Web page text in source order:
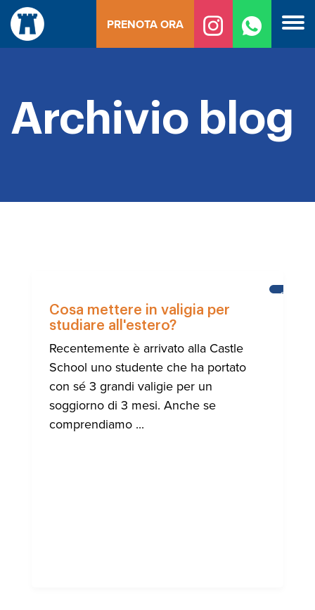
Vai
contenuto
PRENOTA ORA
Archivio blog
Cosa mettere in valigia per
studiare all'estero?
Recentemente è arrivato alla Castle
School uno studente che ha portato
con sé 3 grandi valigie per un
soggiorno di 3 mesi. Anche se
comprendiamo ...